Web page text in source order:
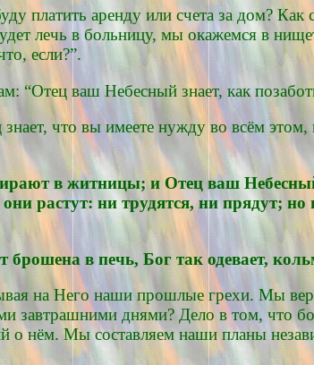
платить аренду или счета за дом?
лечь в больницу, мы окажемся в
если?”.
“Отец ваш Небесный знает, как
что вы имеете нужду во всём этом,
в житницы; и Отец ваш
растут: ни трудятся, ни прядут;
брошена в печь, Бог так одевает,
на Него наши прошлые грехи. Мы
днями? Дело в том, что
о нём. Мы составляем наши планы